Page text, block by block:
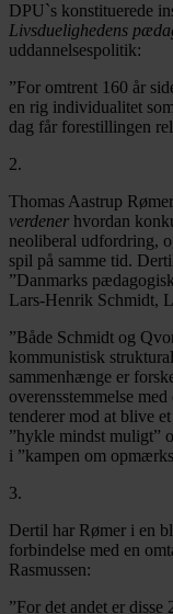
DPU`s konstituerede
Livsduelighedens
uddannelsespolitik:
”For omtrent 160 år
en rig individualitet
dag får forestillingen
2.
Thomas Aastrup
verdener hvordan
neoliberal udfordring,
spil på samme tid.
”Danmarks
Lars-Henrik Schmidt,
”Både Schmidt og
kommunistisk
sammenhænge er
overensstemmelse
tenderer mod at blive
”hykle mindst muligt”
i ”kampen om
3.
Dertil har Rømer i en
forbindelse med en
Rasmussen:
”For det andet er